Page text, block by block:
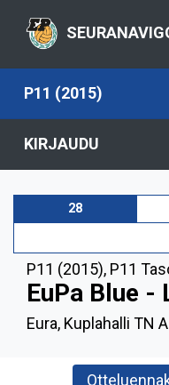
P11 (2015)
KIRJAUDU
28
P11 (2015), P11
EuPa Blue -
Eura, Kuplahalli TN A